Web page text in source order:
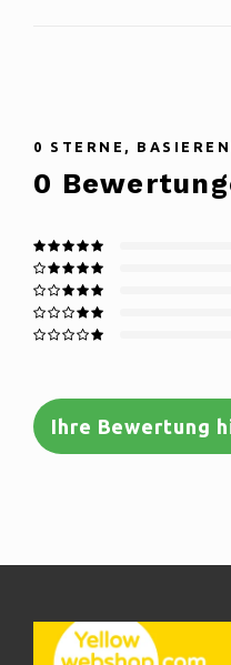
0 STERNE,
0
Ihre Bewertung